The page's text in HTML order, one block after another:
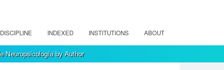
DISCIPLINE INDEXED INSTITUTIONS ABOUT
Neuropsicología by Author